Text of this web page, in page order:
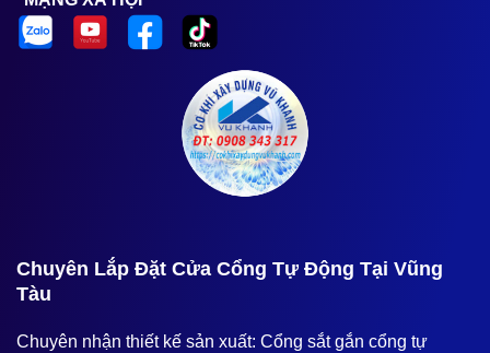
️Chuyên Lắp Đặt Cửa Cổng Tự Động Tại Vũng
Tàu
Chuyên nhận thiết kế sản xuất: Cổng sắt gắn cổng tự